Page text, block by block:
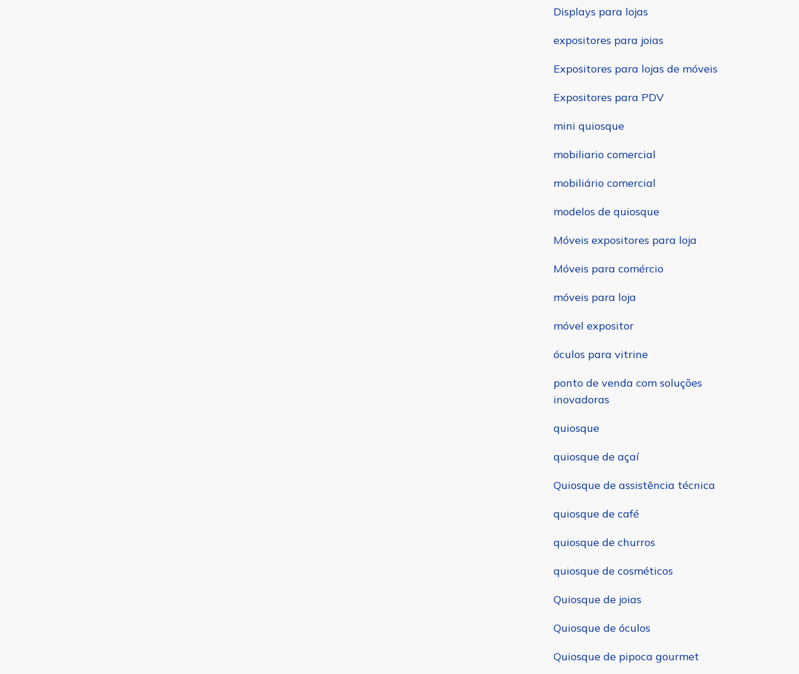
Displays para lojas
expositores para joias
Expositores para lojas de móveis
Expositores para PDV
mini quiosque
mobiliario comercial
mobiliário comercial
modelos de quiosque
Móveis expositores para loja
Móveis para comércio
móveis para loja
móvel expositor
óculos para vitrine
ponto de venda com soluções
inovadoras
quiosque
quiosque de açaí
Quiosque de assistência técnica
quiosque de café
quiosque de churros
quiosque de cosméticos
Quiosque de joias
Quiosque de óculos
Quiosque de pipoca gourmet